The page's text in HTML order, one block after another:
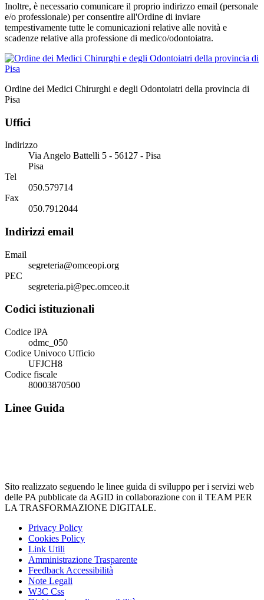
Inoltre, è necessario comunicare il proprio indirizzo email (personale
e/o professionale) per consentire all'Ordine di inviare
tempestivamente tutte le comunicazioni relative alle novità e
scadenze relative alla professione di medico/odontoiatra.
Ordine dei Medici Chirurghi e degli Odontoiatri della provincia di
Pisa
Uffici
Indirizzo
Via Angelo Battelli 5 - 56127 - Pisa
Pisa
Tel
050.579714
Fax
050.7912044
Indirizzi email
Email
segreteria@omceopi.org
PEC
segreteria.pi@pec.omceo.it
Codici istituzionali
Codice IPA
odmc_050
Codice Univoco Ufficio
UFJCH8
Codice fiscale
80003870500
Linee Guida
Sito realizzato seguendo le linee guida di sviluppo per i servizi web
delle PA pubblicate da AGID in collaborazione con il TEAM PER
LA TRASFORMAZIONE DIGITALE.
Privacy Policy
Cookies Policy
Link Utili
Amministrazione Trasparente
Feedback Accessibilità
Note Legali
W3C Css